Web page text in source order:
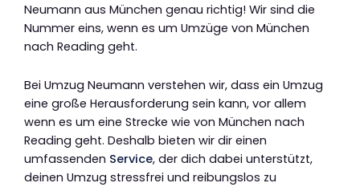
Neumann aus München genau richtig! Wir sind die
Nummer eins, wenn es um Umzüge von München
nach Reading geht.
Bei Umzug Neumann verstehen wir, dass ein Umzug
eine große Herausforderung sein kann, vor allem
wenn es um eine Strecke wie von München nach
Reading geht. Deshalb bieten wir dir einen
umfassenden Service, der dich dabei unterstützt,
deinen Umzug stressfrei und reibungslos zu